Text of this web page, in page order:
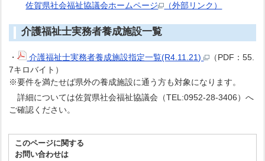
佐賀県社会福祉協議会ホームページ
（外部リンク）
介護福祉士実務者養成施設一覧
・ 介護福祉士実務者養成施設指定一覧(R4.11.21)
（PDF：55.
7キロバイト）
※要件を満たせば県外の養成施設に通う方も対象になります。
詳細については佐賀県社会福祉協議会（TEL:0952-28-3406）へ
ご確認ください。
このページに関する
お問い合わせは